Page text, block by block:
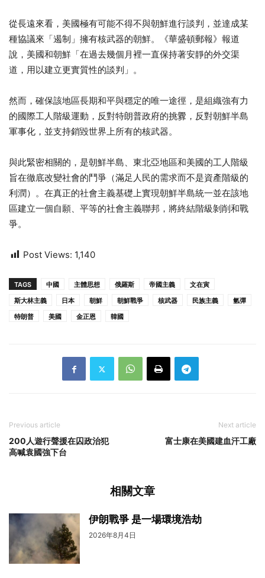
從長遠來看，美國極有可能不得不與朝鮮進行談判，並達成某
種協議來「遏制」擁有核武器的朝鮮。《華盛頓郵報》報道
說，美國和朝鮮「在過去幾個月裡一直保持著安靜的外交渠
道，用以建立更實質性的談判」。
然而，確保該地區長期和平與穩定的唯一途徑，是組織強有力
的國際工人階級運動，反對特朗普政府的挑釁，反對朝鮮半島
軍事化，並支持銷毀世界上所有的核武器。
與此緊密相關的，是朝鮮半島、東北亞地區和美國的工人階級
旨在徹底改變社會的鬥爭（滿足人民的需求而不是資產階級的
利潤）。在真正的社會主義基礎上實現朝鮮半島統一並在該地
區建立一個自願、平等的社會主義聯邦，將終結階級剝削和戰
爭。
Post Views: 1,140
TAGS 中國 主體思想 俄羅斯 帝國主義
文在寅
斯大林主義
日本 朝鮮 朝鮮戰爭 核武器 民族主義
氫彈
特朗普
美國 金正恩 韓國
Previous article
200人遊行聲援在囚政治犯
高喊袁國強下台
Next article
富士康在美國建血汗工廠
相關文章
伊朗戰爭 是一場環境浩劫
2026年8月4日